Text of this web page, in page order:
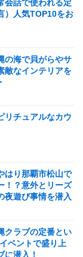
会話で使われる定
）人気TOP10をお
の海で貝がらやサ
敵なインテリアを
リチュアルなカウ
はり那覇市松山で
！？意外とリーズ
夜遊び事情を潜入
クラブの定番とい
ベントで盛り上
に潜入！